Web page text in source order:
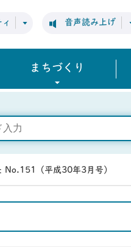
音声読み上げ
まちづくり
No.151（平成30年3月号）